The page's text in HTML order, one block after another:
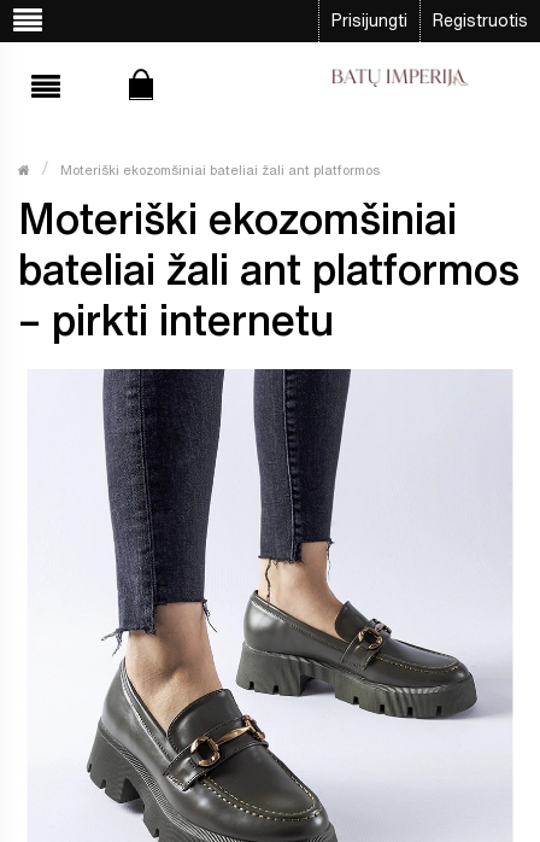
Prisijungti Registruotis
Moteriški ekozomšiniai bateliai žali ant platformos
Moteriški ekozomšiniai
bateliai žali ant platformos
– pirkti internetu